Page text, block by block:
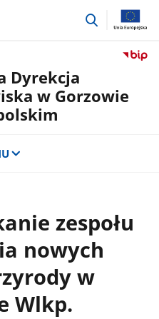
przejdź
Dyrekcja
w Gorzowie
zespołu
nowych
w
Wlkp.